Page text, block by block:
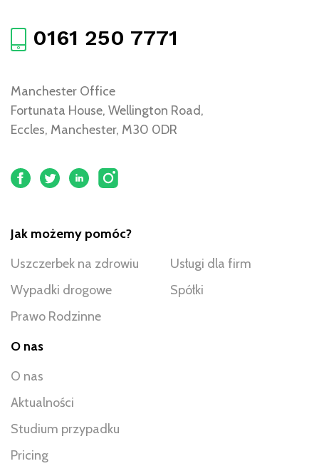
0161 250 7771
Manchester Office
Fortunata House, Wellington Road,
Eccles, Manchester, M30 0DR
Jak możemy pomóc?
Uszczerbek na zdrowiu
Wypadki drogowe
Prawo Rodzinne
Usługi dla firm
Spółki
O nas
O nas
Aktualności
Studium przypadku
Pricing